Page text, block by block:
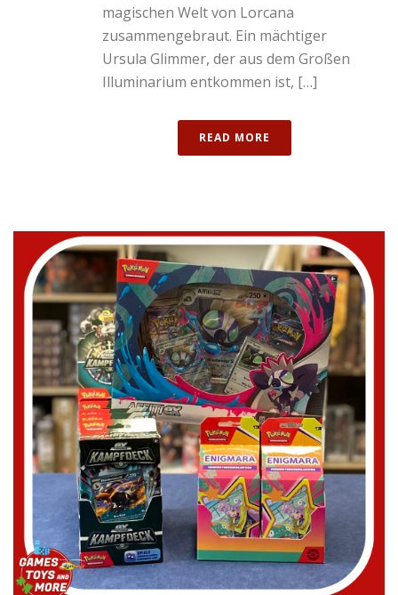
magischen Welt von Lorcana
zusammengebraut. Ein mächtiger
Ursula Glimmer, der aus dem Großen
Illuminarium entkommen ist, […]
READ MORE